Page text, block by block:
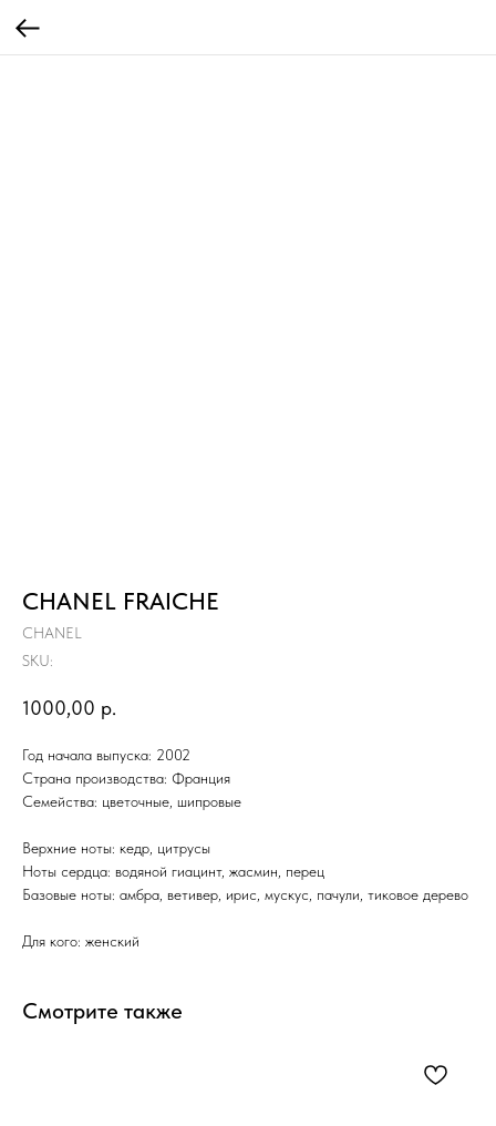
CHANEL FRAICHE
CHANEL
SKU:
1000,00 р.
Год начала выпуска: 2002
Страна производства: Франция
Семейства: цветочные, шипровые
Верхние ноты: кедр, цитрусы
Ноты сердца: водяной гиацинт, жасмин, перец
Базовые ноты: амбра, ветивер, ирис, мускус, пачули, тиковое дерево
Для кого: женский
Смотрите также